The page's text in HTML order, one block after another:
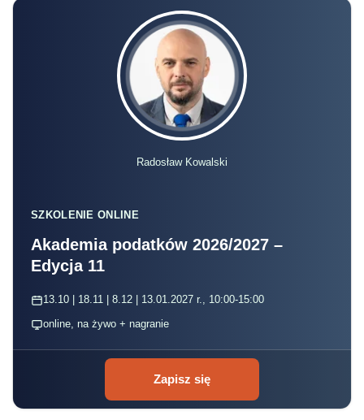
Radosław Kowalski
SZKOLENIE ONLINE
Akademia podatków 2026/2027 –
Edycja 11
13.10 | 18.11 | 8.12 | 13.01.2027 r., 10:00-15:00
online, na żywo + nagranie
Zapisz się